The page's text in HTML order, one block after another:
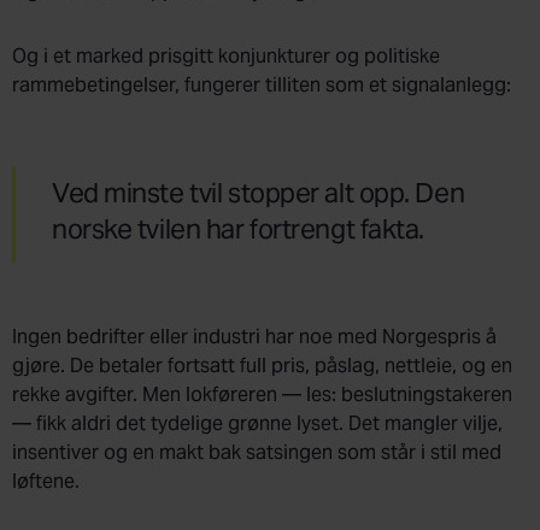
Og i et marked prisgitt konjunkturer og politiske
rammebetingelser, fungerer tilliten som et signalanlegg:
Ved minste tvil stopper alt opp. Den
norske tvilen har fortrengt fakta.
Ingen bedrifter eller industri har noe med Norgespris å
gjøre. De betaler fortsatt full pris, påslag, nettleie, og en
rekke avgifter. Men lokføreren — les: beslutningstakeren
— fikk aldri det tydelige grønne lyset. Det mangler vilje,
insentiver og en makt bak satsingen som står i stil med
løftene.